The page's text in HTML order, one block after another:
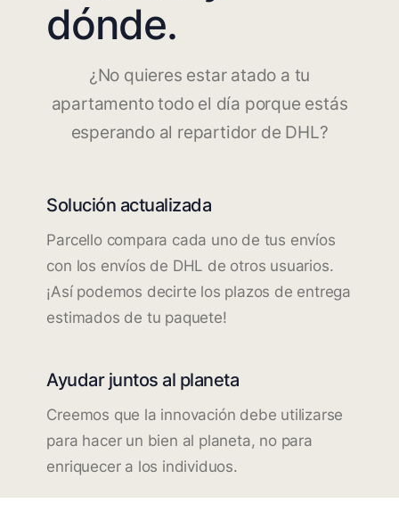
dónde.
¿No quieres estar atado a tu
apartamento todo el día porque estás
esperando al repartidor de DHL?
Solución actualizada
Parcello compara cada uno de tus envíos
con los envíos de DHL de otros usuarios.
¡Así podemos decirte los plazos de entrega
estimados de tu paquete!
Ayudar juntos al planeta
Creemos que la innovación debe utilizarse
para hacer un bien al planeta, no para
enriquecer a los individuos.